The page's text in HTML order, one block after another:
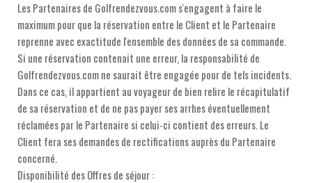
Les Partenaires de Golfrendezvous.com s'engagent à faire le
maximum pour que la réservation entre le Client et le Partenaire
reprenne avec exactitude l'ensemble des données de sa commande.
Si une réservation contenait une erreur, la responsabilité de
Golfrendezvous.com ne saurait être engagée pour de tels incidents.
Dans ce cas, il appartient au voyageur de bien relire le récapitulatif
de sa réservation et de ne pas payer ses arrhes éventuellement
réclamées par le Partenaire si celui-ci contient des erreurs. Le
Client fera ses demandes de rectifications auprès du Partenaire
concerné.
Disponibilité des Offres de séjour :